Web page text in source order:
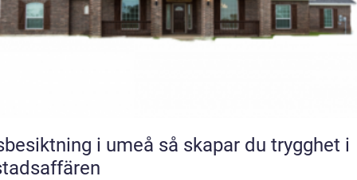
i umeå så skapar du trygghet i